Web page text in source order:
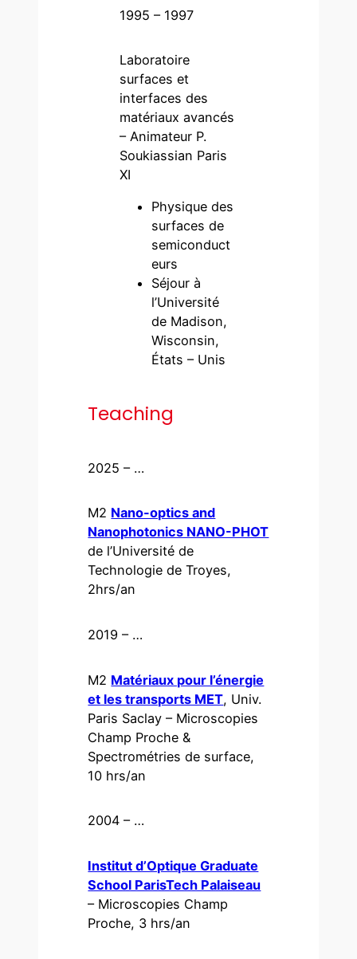
1995 – 1997
Laboratoire
surfaces et
interfaces des
matériaux avancés
– Animateur P.
Soukiassian Paris
XI
Physique des
surfaces de
semiconduct
eurs
Séjour à
l’Université
de Madison,
Wisconsin,
États – Unis
Teaching
2025 – …
M2 Nano-optics and
Nanophotonics NANO-PHOT
de l’Université de
Technologie de Troyes,
2hrs/an
2019 – …
M2 Matériaux pour l’énergie
et les transports MET, Univ.
Paris Saclay – Microscopies
Champ Proche &
Spectrométries de surface,
10 hrs/an
2004 – …
Institut d’Optique Graduate
School ParisTech Palaiseau
– Microscopies Champ
Proche, 3 hrs/an